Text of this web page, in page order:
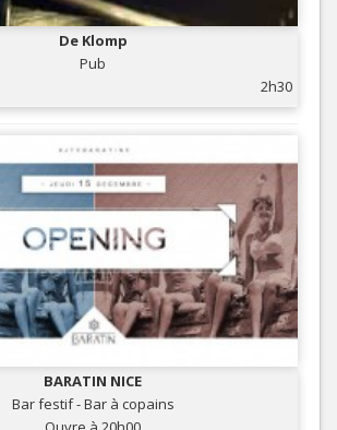
De Klomp
Pub
2h30
BARATIN NICE
Bar festif - Bar à copains